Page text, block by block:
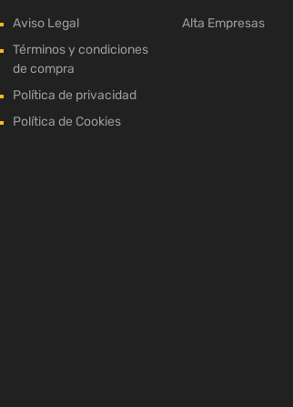
Aviso Legal
Términos y condiciones
de compra
Política de privacidad
Política de Cookies
Alta Empresas